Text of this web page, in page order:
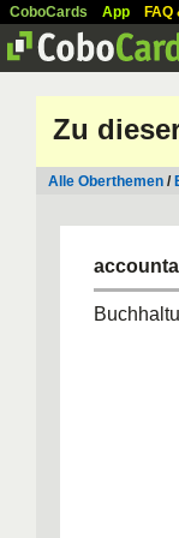
CoboCards App
Zu
Alle Oberthemen /